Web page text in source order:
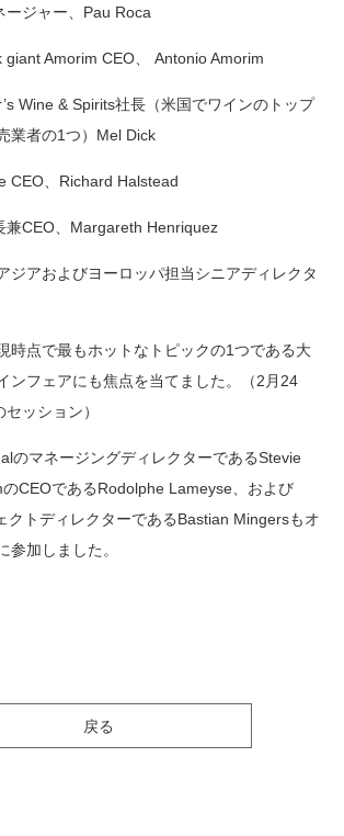
ージャー、Pau Roca
giant Amorim CEO、 Antonio Amorim
Wine & Spirits社長（米国でワインのトップ
業者の1つ）Mel Dick
CEO、Richard Halstead
兼CEO、Margareth Henriquez
ジアおよびヨーロッパ担当シニアディレクタ
時点で最もホットなトピックの1つである大
ンフェアにも焦点を当てました。（2月24
ッション）
のマネージングディレクターであるStevie
CEOであるRodolphe Lameyse、および
クトディレクターであるBastian Mingersもオ
参加しました。
戻る